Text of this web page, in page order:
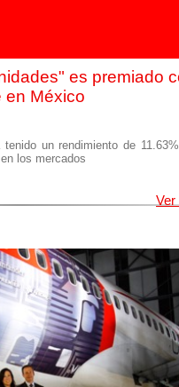
es premiado
en México
un rendimiento de
los mercados
Ver